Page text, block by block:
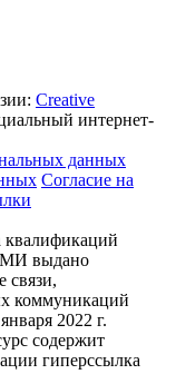
Creative
интернет-
данных
Согласие на
квалификаций
выдано
связи,
коммуникаций
2022 г.
содержит
гиперссылка